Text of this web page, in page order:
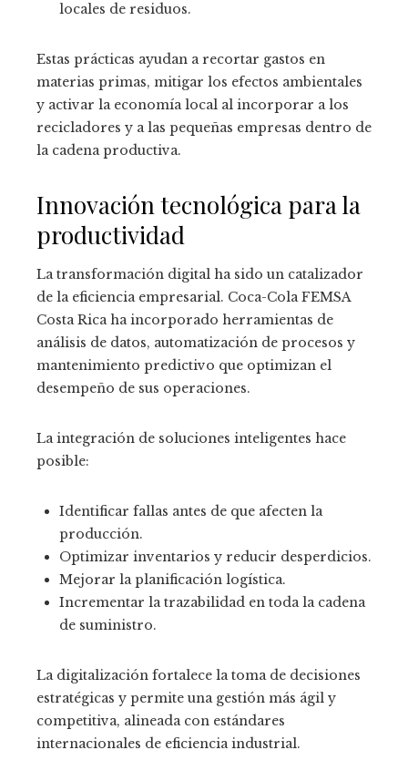
locales de residuos.
Estas prácticas ayudan a recortar gastos en
materias primas, mitigar los efectos ambientales
y activar la economía local al incorporar a los
recicladores y a las pequeñas empresas dentro de
la cadena productiva.
Innovación tecnológica para la
productividad
La transformación digital ha sido un catalizador
de la eficiencia empresarial. Coca-Cola FEMSA
Costa Rica ha incorporado herramientas de
análisis de datos, automatización de procesos y
mantenimiento predictivo que optimizan el
desempeño de sus operaciones.
La integración de soluciones inteligentes hace
posible:
Identificar fallas antes de que afecten la
producción.
Optimizar inventarios y reducir desperdicios.
Mejorar la planificación logística.
Incrementar la trazabilidad en toda la cadena
de suministro.
La digitalización fortalece la toma de decisiones
estratégicas y permite una gestión más ágil y
competitiva, alineada con estándares
internacionales de eficiencia industrial.